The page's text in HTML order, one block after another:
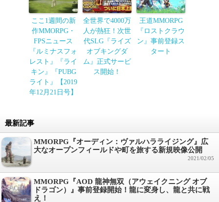
ここ1週間の新
作MMORPG・
FPSニュース
『ルミナスフォ
レスト』『ライ
キン』『PUBG
ライト』【2019
年12月21日号】
全世界で4000万
人が熱狂！次世
代SLG『ライズ
オブキングダ
ム』正式サービ
ス開始！
王道MMORPG
『ロストクラウ
ン』事前登録ス
タート
最新記事
MMORPG『オーディン：ヴァルハラライジング』広
大なオープンフィールドや町を旅する新規映像公開
2021/02/05
MMORPG『AOD 龍神無双（アウェイクニング オブ
ドラゴン）』事前登録開始！龍に変身し、龍と共に戦
え！